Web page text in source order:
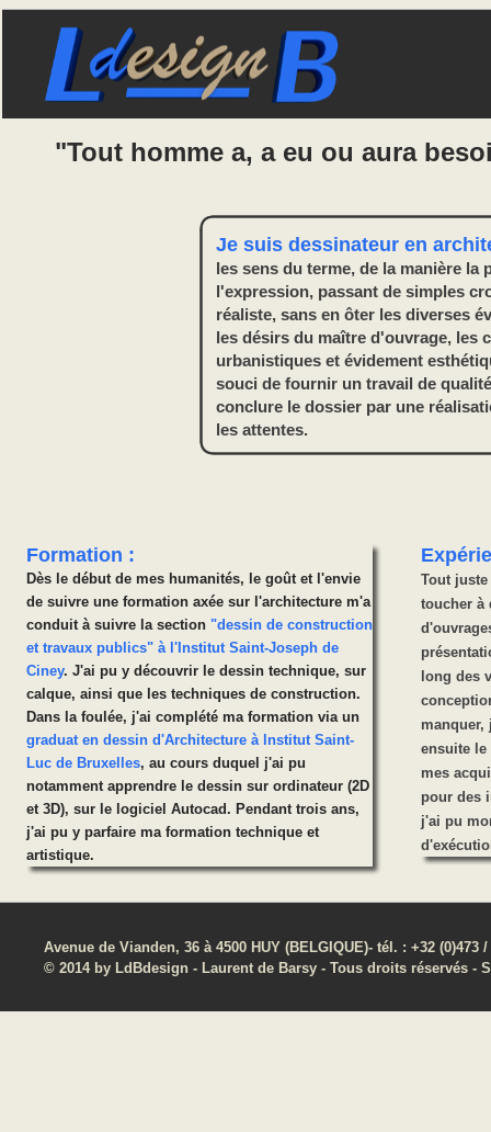
"Tout homme a, a eu ou aura
Je suis dessinateur en
les sens du terme, de la manière la
l'expression, passant de simples
réaliste, sans en ôter les diverses
les désirs du maître d'ouvrage, les
urbanistiques et évidement
souci de fournir un travail de
conclure le dossier par une
les attentes.
Formation :
Dès le début de mes humanités, le goût et l'envie
de suivre une formation axée sur l'architecture m'a
conduit à suivre la section "dessin de construction
et travaux publics" à l'Institut Saint-Joseph de
Ciney. J'ai pu y découvrir le dessin technique, sur
calque, ainsi que les techniques de construction.
Dans la foulée, j'ai complété ma formation via un
graduat en dessin d'Architecture à lnstitut Saint-
Luc de Bruxelles, au cours duquel j'ai pu
notamment apprendre le dessin sur ordinateur (2D
et 3D), sur le logiciel Autocad. Pendant trois ans,
j'ai pu y parfaire ma formation technique et
artistique.
Tout
toucher à
long des
ensuite le
mes
pour des
j'ai pu
Avenue de Vianden, 36 à 4500 HUY (BELGIQUE)- tél. : +32 (0)473 /
© 2014 by LdBdesign - Laurent de Barsy - Tous droits réservés -